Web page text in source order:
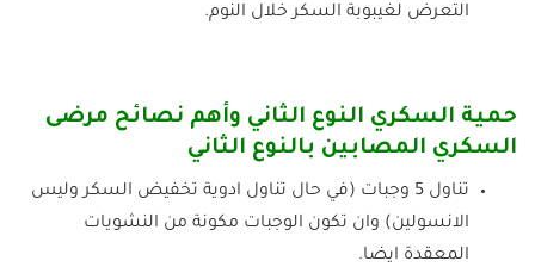
التعرض لغيبوبة السكر خلال النوم.
حمية السكري النوع الثاني وأهم نصائح مرضى
السكري المصابين بالنوع الثاني
تناول 5 وجبات (في حال تناول ادوية تخفيض السكر وليس
الانسولين) وان تكون الوجبات مكونة من النشويات
المعقدة ايضا.